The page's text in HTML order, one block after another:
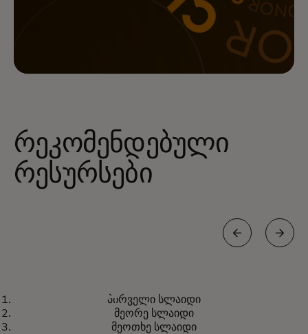
რეკომენდებული
რესურსები
Forrester-მა Mastercard Cyber
Quant ძლიერ მოთამაშედ
პირველი სლაიდი
მეორე სლაიდი
მეოთხე სლაიდი